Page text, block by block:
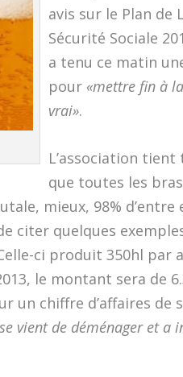
avis sur le Plan de
Sécurité Sociale
a tenu ce matin
pour «mettre fin à
vrai».
L’association
que toutes les
mieux, 98%
citer quelques
ci produit 350hl par
le montant sera de
un chiffre d’affaires de
vient de déménager et a